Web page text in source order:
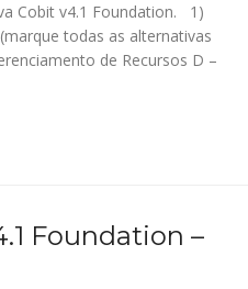
Cobit v4.1 Foundation. 1)
todas as alternativas
de Recursos D –
Foundation –